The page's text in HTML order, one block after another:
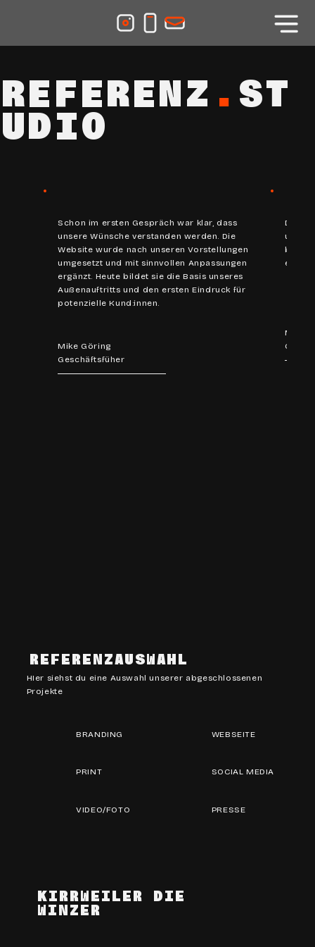
REFERENZ . ST
UDIO
Schon im ersten Gespräch war klar, dass
unsere Wünsche verstanden werden. Die
Website wurde nach unseren Vorstellungen
umgesetzt und mit sinnvollen Anpassungen
ergänzt. Heute bildet sie die Basis unseres
Außenauftritts und den ersten Eindruck für
potenzielle Kund:innen.
Mike Göring
Geschäftsfüher
Die
und
ein
BRANDING WEBSEITE
PRINT SOCIAL MEDIA
VIDEO/FOTO PRESSE
REFERENZAUSWAHL
HIer siehst du eine Auswahl unserer abgeschlossenen
Projekte
KIRRWEILER DIE
WINZER